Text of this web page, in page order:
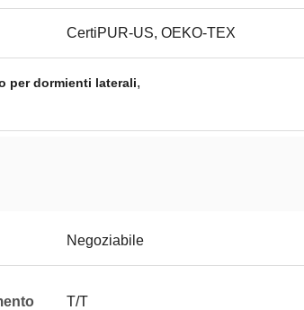
CertiPUR-US, OEKO-TEX
per dormienti laterali,
Negoziabile
T/T